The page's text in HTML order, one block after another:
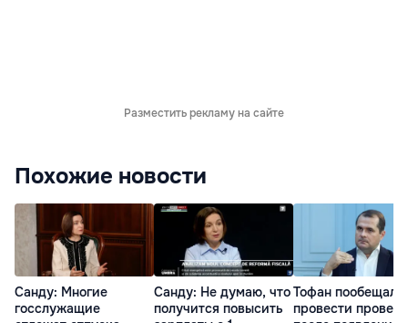
Разместить рекламу на сайте
Похожие новости
Санду: Многие
госслужащие
Санду: Не думаю, что
получится повысить
Тофан пообещал
провести